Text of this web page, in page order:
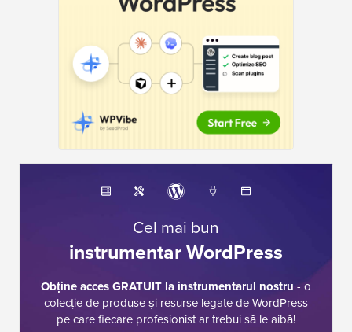
Cel mai bun
instrumentar WordPress
Obține acces GRATUIT la instrumentarul nostru - o
colecție de produse și resurse legate de WordPress
pe care fiecare profesionist ar trebui să le aibă!